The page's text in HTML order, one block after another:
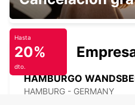
HAMBURG - GERMANY
HAMBURGO
HAMBURG - GERMANY
Hasta
20%
dto.